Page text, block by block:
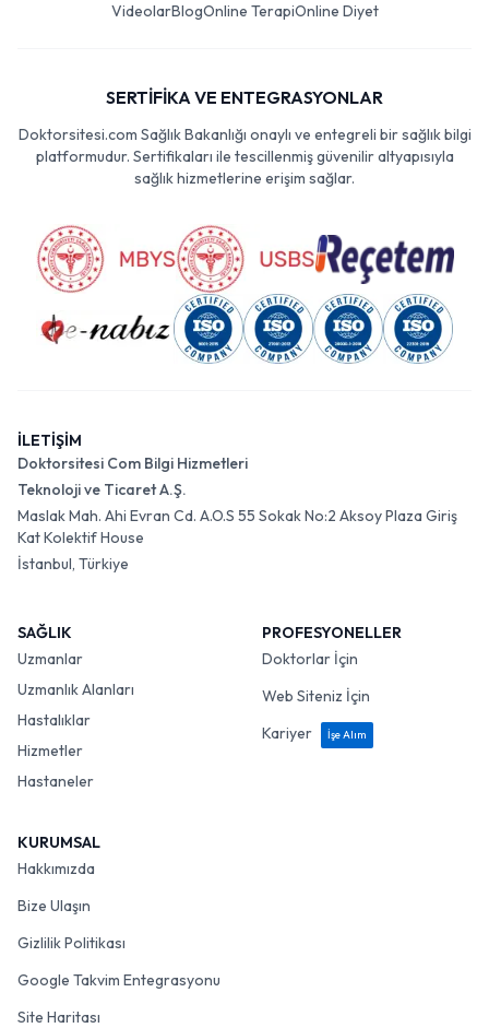
VideolarBlogOnline TerapiOnline Diyet
SERTİFİKA VE ENTEGRASYONLAR
Doktorsitesi.com Sağlık Bakanlığı onaylı ve entegreli bir sağlık bilgi
platformudur. Sertifikaları ile tescillenmiş güvenilir altyapısıyla
sağlık hizmetlerine erişim sağlar.
İLETİŞİM
Doktorsitesi Com Bilgi Hizmetleri
Teknoloji ve Ticaret A.Ş.
Maslak Mah. Ahi Evran Cd. A.O.S 55 Sokak No:2 Aksoy Plaza Giriş
Kat Kolektif House
İstanbul, Türkiye
SAĞLIK
Uzmanlar
Uzmanlık Alanları
Hastalıklar
Hizmetler
Hastaneler
PROFESYONELLER
Doktorlar İçin
Web Siteniz İçin
Kariyer
İşe Alım
KURUMSAL
Hakkımızda
Bize Ulaşın
Gizlilik Politikası
Google Takvim Entegrasyonu
Site Haritası